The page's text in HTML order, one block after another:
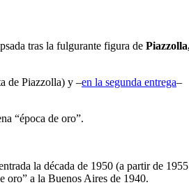
tras la fulgurante figura de
de Piazzolla) y –en la segunda entrega–
“época de oro”.
la década de 1950 (a partir de 1955
oro” a la Buenos Aires de 1940.